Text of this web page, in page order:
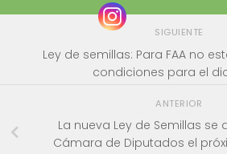
SIGUIENTE
Ley de semillas: Para FAA no
condiciones para el
ANTERIOR
La nueva Ley de Semillas se
Cámara de Diputados el